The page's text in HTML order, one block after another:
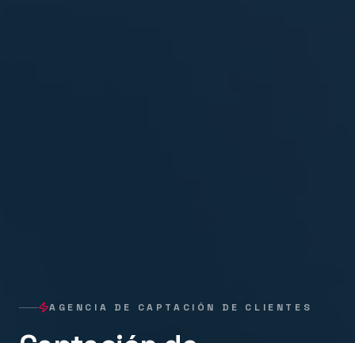
AGENCIA DE CAPTACIÓN DE CLIENTES